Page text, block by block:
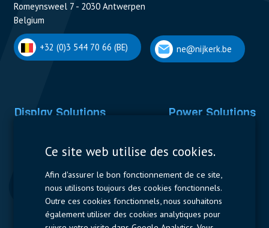
Romeynsweel 7 - 2030 Antwerpen
Belgium
+32 (0)3 544 70 66 (BE) ne@nijkerk.be
Display Solutions Power Solutions
Contactors & Fuses
Measurement
Resistors
Ce site web utilise des cookies.
Afin d'assurer le bon fonctionnement de ce site,
nous utilisons toujours des cookies fonctionnels.
Outre ces cookies fonctionnels, nous souhaitons
également utiliser des cookies analytiques pour